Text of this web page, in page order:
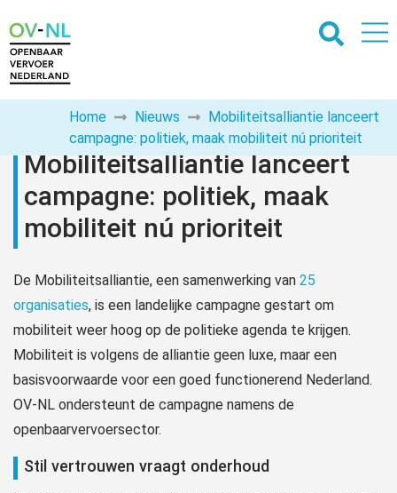
Home Nieuws
Mobiliteitsalliantie lanceert
campagne: politiek, maak mobiliteit nú prioriteit
Mobiliteitsalliantie lanceert
campagne: politiek, maak
mobiliteit nú prioriteit
De Mobiliteitsalliantie, een samenwerking van 25
organisaties, is een landelijke campagne gestart om
mobiliteit weer hoog op de politieke agenda te krijgen.
Mobiliteit is volgens de alliantie geen luxe, maar een
basisvoorwaarde voor een goed functionerend Nederland.
OV-NL ondersteunt de campagne namens de
openbaarvervoersector.
Stil vertrouwen vraagt onderhoud